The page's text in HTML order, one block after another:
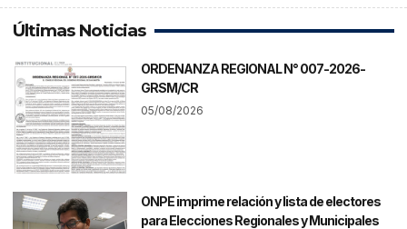
Últimas Noticias
ORDENANZA REGIONAL N° 007-2026-
GRSM/CR
05/08/2026
ONPE imprime relación y lista de electores
para Elecciones Regionales y Municipales